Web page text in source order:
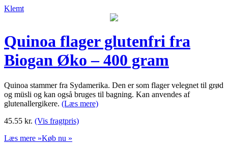
Klemt
Quinoa flager glutenfri fra
Biogan Øko – 400 gram
Quinoa stammer fra Sydamerika. Den er som flager velegnet til grød
og müsli og kan også bruges til bagning. Kan anvendes af
glutenallergikere. (Læs mere)
45.55 kr. (Vis fragtpris)
Læs mere »Køb nu »